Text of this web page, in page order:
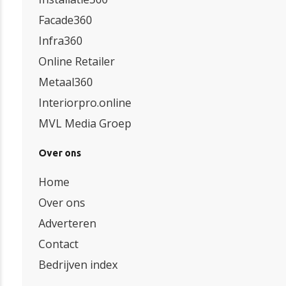
Facade360
Infra360
Online Retailer
Metaal360
Interiorpro.online
MVL Media Groep
Over ons
Home
Over ons
Adverteren
Contact
Bedrijven index